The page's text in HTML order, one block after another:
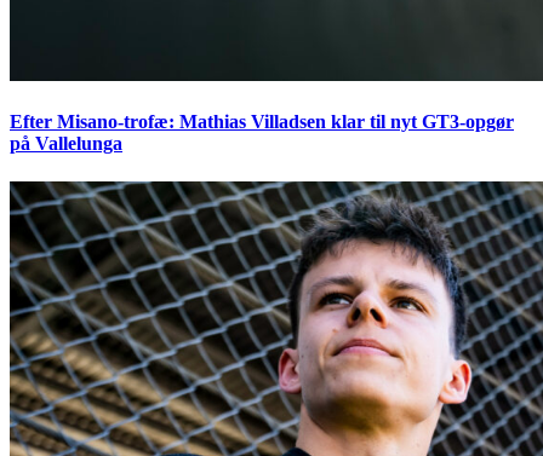
Efter Misano-trofæ: Mathias Villadsen klar til nyt GT3-opgør
på Vallelunga